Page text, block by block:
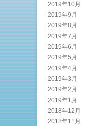
2019年10月
2019年9月
2019年8月
2019年7月
2019年6月
2019年5月
2019年4月
2019年3月
2019年2月
2019年1月
2018年12月
2018年11月